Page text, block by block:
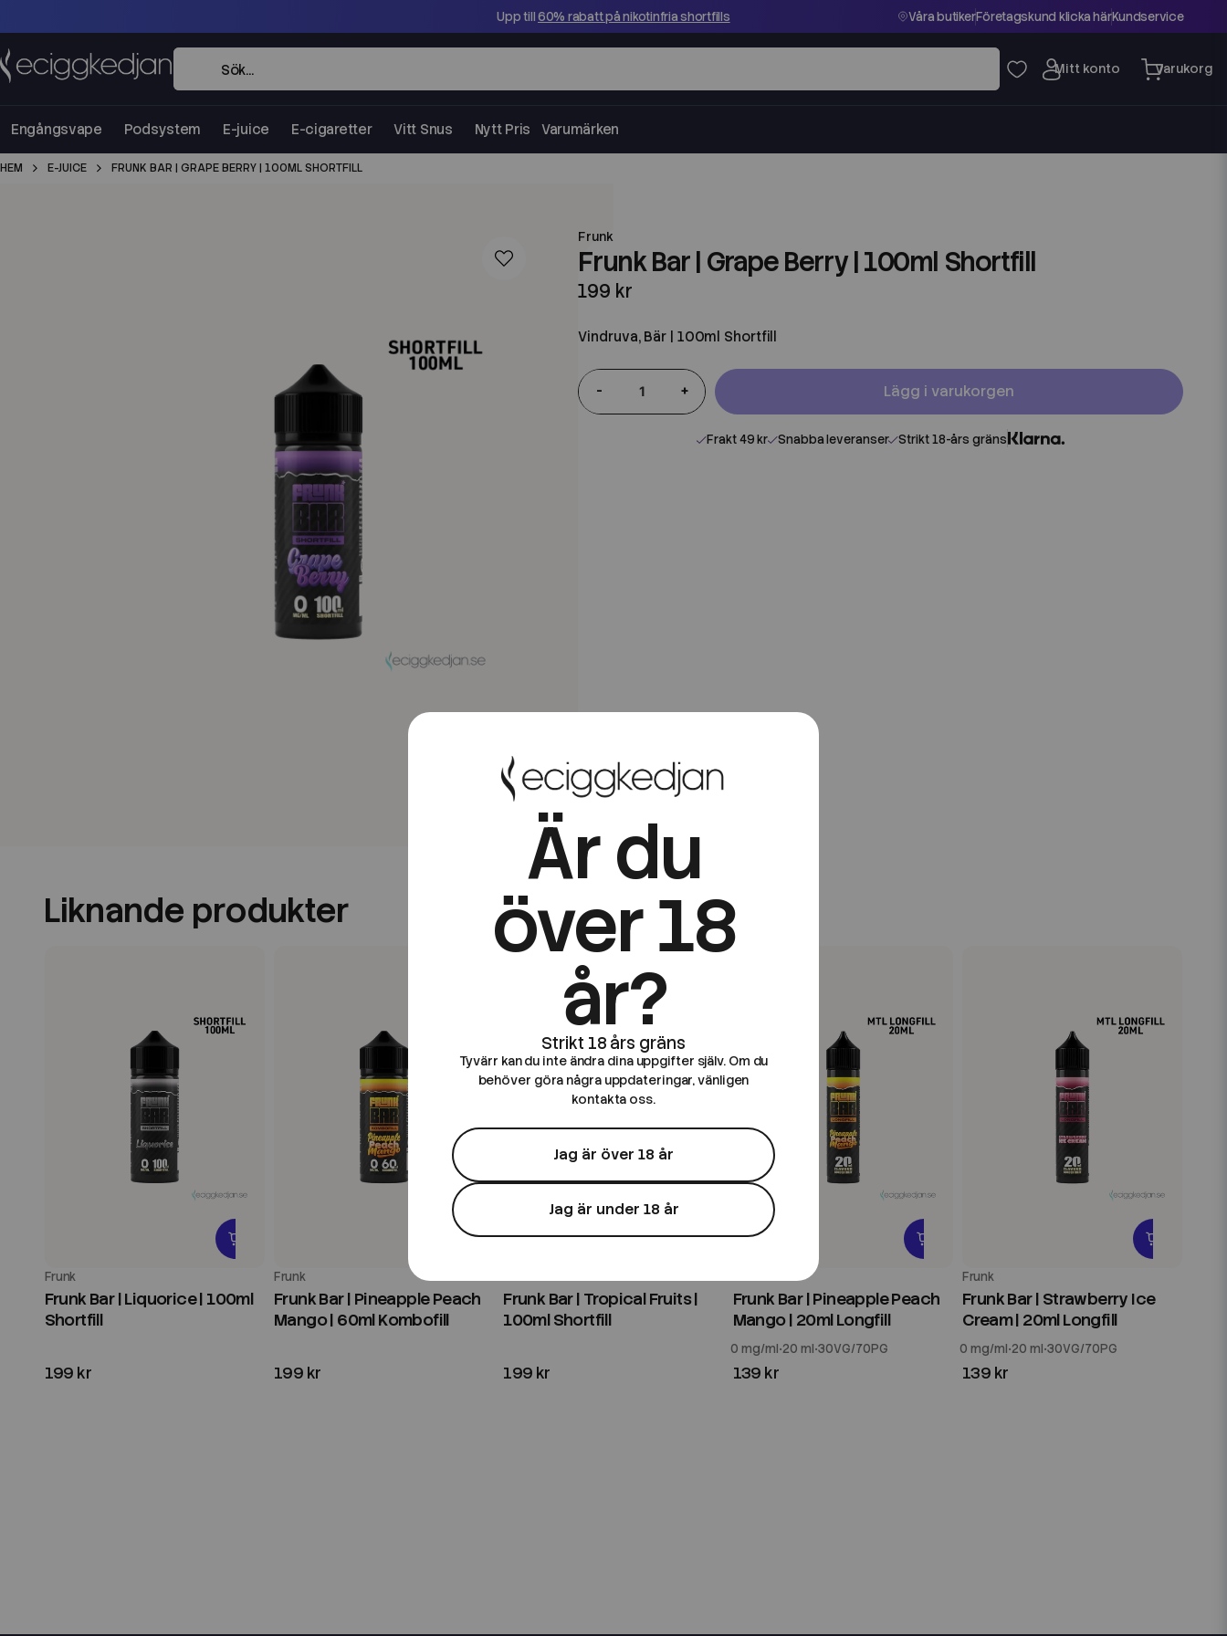
Upp till60% rabatt på nikotinfria shortfills Våra butikerFöretagskund klicka härKundservice
Engångsvape Podsystem E-juice E-cigaretter Vitt Snus Nytt Pris Varumärken
HEM E-JUICE FRUNK BAR | GRAPE BERRY | 100ML SHORTFILL
Frunk
Frunk Bar | Grape Berry | 100ml Shortfill
199 kr
Vindruva, Bär | 100ml Shortfill
- + Lägg i varukorgen
Frakt 49 kr Snabba leveranser Strikt 18-års gräns
Liknande produkter
Frunk
Frunk Bar | Liquorice | 100ml
Shortfill
199 kr
Frunk
Frunk Bar | Pineapple Peach
Mango | 60ml Kombofill
199 kr
Frunk Bar | Tropical Fruits |
100ml Shortfill
199 kr
Frunk Bar | Pineapple Peach
Mango | 20ml Longfill
0 mg/ml 20 ml 30VG/70PG
139 kr
Frunk
Frunk Bar | Strawberry Ice
Cream | 20ml Longfill
0 mg/ml 20 ml 30VG/70PG
139 kr
Är du
över 18
år?
Tyvärr kan du inte ändra dina uppgifter själv. Om du
behöver göra några uppdateringar, vänligen
kontakta oss.
Jag är över 18 år
Jag är under 18 år